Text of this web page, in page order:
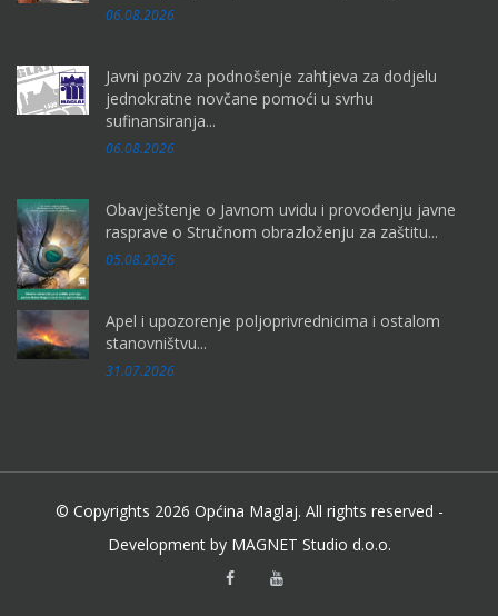
06.08.2026
Javni poziv za podnošenje zahtjeva za dodjelu
jednokratne novčane pomoći u svrhu
sufinansiranja...
06.08.2026
Obavještenje o Javnom uvidu i provođenju javne
rasprave o Stručnom obrazloženju za zaštitu...
05.08.2026
Apel i upozorenje poljoprivrednicima i ostalom
stanovništvu...
31.07.2026
© Copyrights 2026 Općina Maglaj. All rights reserved -
Development by MAGNET Studio d.o.o.